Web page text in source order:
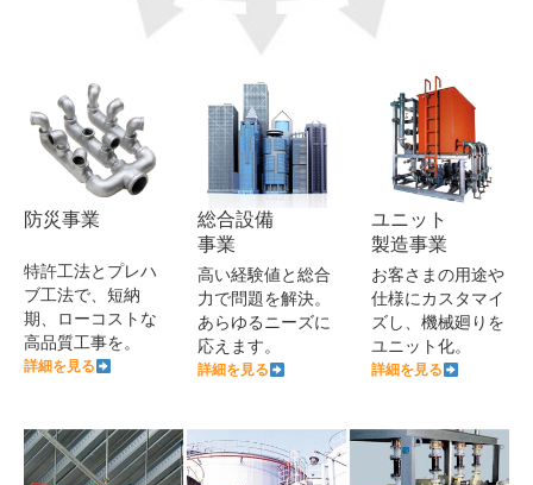
防災事業
特許工法とプレハ
ブ工法で、短納
期、ローコストな
高品質工事を。
詳細を見る
総合設備
事業
高い経験値と総合
力で問題を解決。
あらゆるニーズに
応えます。
詳細を見る
ユニット
製造事業
お客さまの用途や
仕様にカスタマイ
ズし、機械廻りを
ユニット化。
詳細を見る